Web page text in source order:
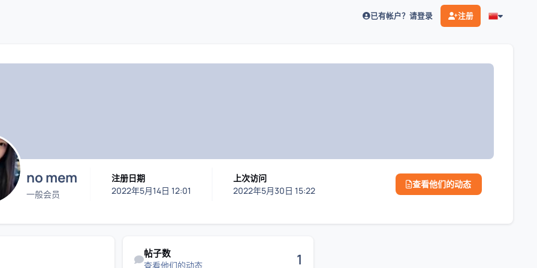
已有帐户？请登录 注册
no mem
一般会员
注册日期
2022年5月14日 12:01
上次访问
2022年5月30日 15:22
查看他们的动态
帖子数
查看他们的动态 1